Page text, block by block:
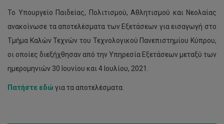
Το Υπουργείο Παιδείας, Πολιτισμού, Αθλητισμού και Νεολαίας
ανακοίνωσε τα αποτελέσματα των Εξετάσεων για εισαγωγή στο
Τμήμα Καλών Τεχνών του Τεχνολογικού Πανεπιστημίου Κύπρου,
οι οποίες διεξήχθησαν από την Υπηρεσία Εξετάσεων μεταξύ των
ημερομηνιών 30 Ιουνίου και 4 Ιουλίου, 2021.
Πατήστε εδώ για τα αποτελέσματα.